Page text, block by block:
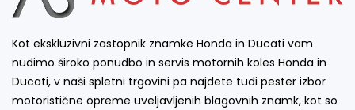
Kot ekskluzivni zastopnik znamke Honda in Ducati vam
nudimo široko ponudbo in servis motornih koles Honda in
Ducati, v naši spletni trgovini pa najdete tudi pester izbor
motoristične opreme uveljavljenih blagovnih znamk, kot so